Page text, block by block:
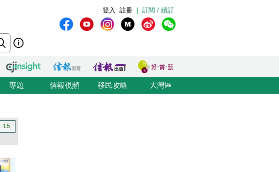
訂閱 / 續訂
註冊
登入
專題 信報視頻 移民攻略 大灣區
15